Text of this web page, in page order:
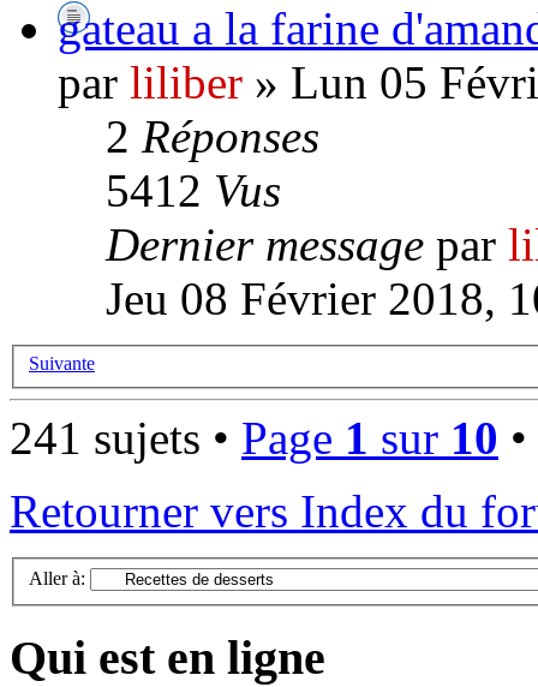
gateau a la farine
par liliber » Lun 05
2 Réponses
5412 Vus
Dernier message par
Jeu 08 Février 2018,
Suivante
241 sujets • Page 1 sur 10 •
Retourner vers Index du
Aller à:
Qui est en ligne